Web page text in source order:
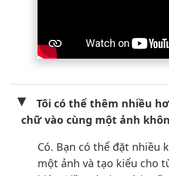
Tôi có thể thêm nhiều
chữ vào cùng một ảnh
Có. Bạn có thể đặt nhiều
một ảnh và tạo kiểu cho